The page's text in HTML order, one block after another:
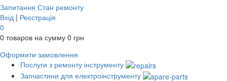
Запитання Стан ремонту
Вхід | Реєстрація
0
0 товаров на сумму 0 грн
Оформити замовлення
Послуги з ремонту інструменту
Запчастини для електроінструменту